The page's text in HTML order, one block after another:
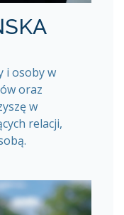
i osoby w
oraz
w
relacji,